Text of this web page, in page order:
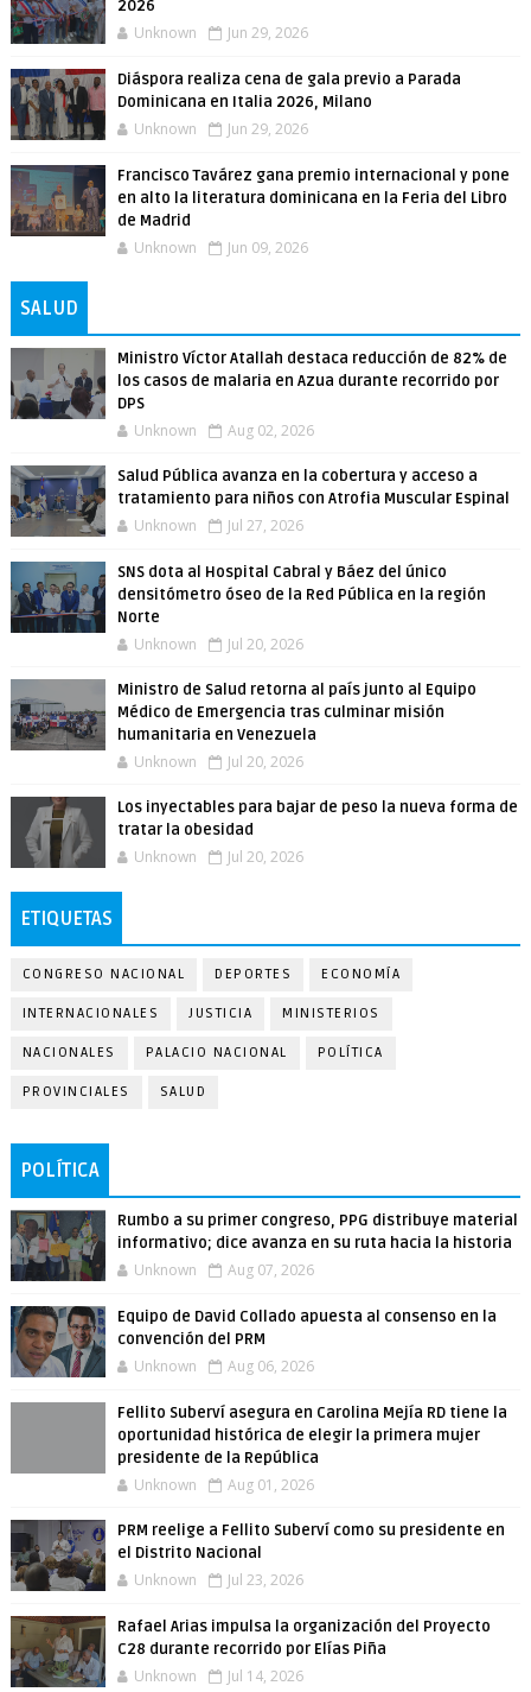
2026
Unknown Jun 29, 2026
Diáspora realiza cena de gala previo a Parada
Dominicana en Italia 2026, Milano
Unknown Jun 29, 2026
Francisco Tavárez gana premio internacional y pone
en alto la literatura dominicana en la Feria del Libro
de Madrid
Unknown Jun 09, 2026
SALUD
Ministro Víctor Atallah destaca reducción de 82% de
los casos de malaria en Azua durante recorrido por
DPS
Unknown Aug 02, 2026
Salud Pública avanza en la cobertura y acceso a
tratamiento para niños con Atrofia Muscular Espinal
Unknown Jul 27, 2026
SNS dota al Hospital Cabral y Báez del único
densitómetro óseo de la Red Pública en la región
Norte
Unknown Jul 20, 2026
Ministro de Salud retorna al país junto al Equipo
Médico de Emergencia tras culminar misión
humanitaria en Venezuela
Unknown Jul 20, 2026
Los inyectables para bajar de peso la nueva forma de
tratar la obesidad
Unknown Jul 20, 2026
ETIQUETAS
CONGRESO NACIONAL DEPORTES ECONOMÍA
INTERNACIONALES JUSTICIA MINISTERIOS
NACIONALES PALACIO NACIONAL POLÍTICA
PROVINCIALES SALUD
POLÍTICA
Rumbo a su primer congreso, PPG distribuye material
informativo; dice avanza en su ruta hacia la historia
Unknown Aug 07, 2026
Equipo de David Collado apuesta al consenso en la
convención del PRM
Unknown Aug 06, 2026
Fellito Suberví asegura en Carolina Mejía RD tiene la
oportunidad histórica de elegir la primera mujer
presidente de la República
Unknown Aug 01, 2026
PRM reelige a Fellito Suberví como su presidente en
el Distrito Nacional
Unknown Jul 23, 2026
Rafael Arias impulsa la organización del Proyecto
C28 durante recorrido por Elías Piña
Unknown Jul 14, 2026